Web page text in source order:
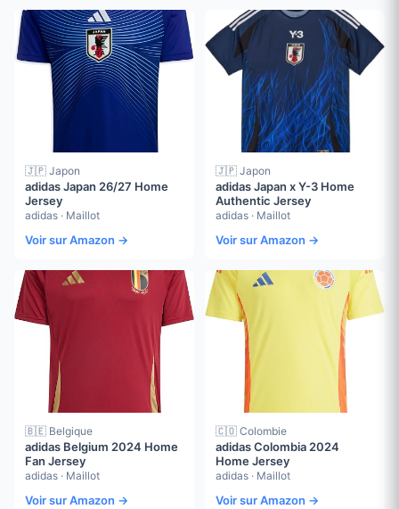
🇯🇵 Japon
adidas Japan 26/27 Home
Jersey
adidas · Maillot
Voir sur Amazon →
🇯🇵 Japon
adidas Japan x Y-3 Home
Authentic Jersey
adidas · Maillot
Voir sur Amazon →
🇧🇪 Belgique
adidas Belgium 2024 Home
Fan Jersey
adidas · Maillot
Voir sur Amazon →
🇨🇴 Colombie
adidas Colombia 2024
Home Jersey
adidas · Maillot
Voir sur Amazon →